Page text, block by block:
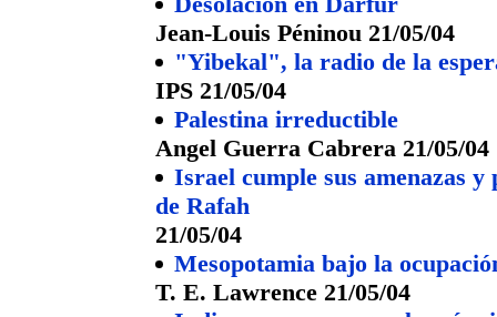
Jean-Louis Péninou 21/05/04
"Yibekal", la radio de la
IPS 21/05/04
Palestina irreductible
Angel Guerra Cabrera 21/05/04
Israel cumple sus amenazas
de Rafah
21/05/04
Mesopotamia bajo la
T. E. Lawrence 21/05/04